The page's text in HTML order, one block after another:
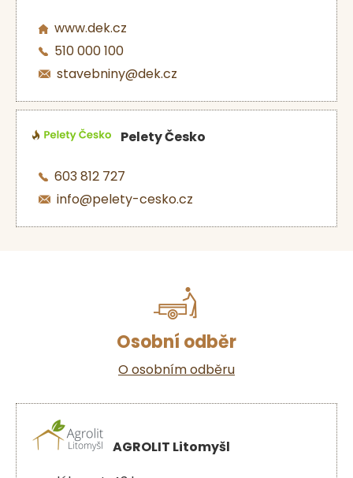
www.dek.cz
510 000 100
stavebniny@dek.cz
Pelety Česko
603 812 727
info@pelety-cesko.cz
Osobní odběr
O osobním odběru
AGROLIT Litomyšl